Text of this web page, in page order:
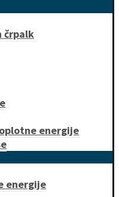
črpalk
energije
energije